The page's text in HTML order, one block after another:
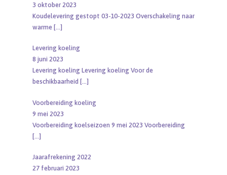
3 oktober 2023
Koudelevering gestopt 03-10-2023 Overschakeling naar
warme […]
Levering koeling
8 juni 2023
Levering koeling Levering koeling Voor de
beschikbaarheid […]
Voorbereiding koeling
9 mei 2023
Voorbereiding koelseizoen 9 mei 2023 Voorbereiding
[…]
Jaarafrekening 2022
27 februari 2023